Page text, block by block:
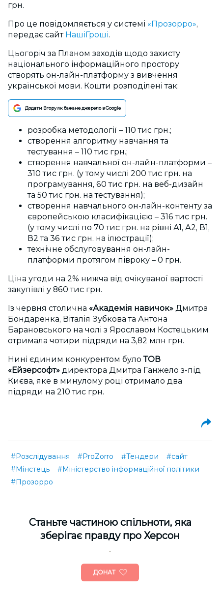
грн.
Про це повідомляється у системі «Прозорро»,
передає сайт НашіГроші.
Цьогоріч за Планом заходів щодо захисту
національного інформаційного простору
створять он-лайн-платформу з вивчення
української мови. Кошти розподілені так:
Додати Вгору як бажане джерело в Google
розробка методології – 110 тис грн.;
створення алгоритму навчання та
тестування – 110 тис грн.;
створення навчальної он-лайн-платформи –
310 тис грн. (у тому числі 200 тис грн. на
програмування, 60 тис грн. на веб-дизайн
та 50 тис грн. на тестування);
створення навчального он-лайн-контенту за
європейською класифікацією – 316 тис грн.
(у тому числі по 70 тис грн. на рівні А1, А2, В1,
В2 та 36 тис грн. на ілюстрації);
технічне обслуговування он-лайн-
платформи протягом півроку – 0 грн.
Ціна угоди на 2% нижча від очікуваної вартості
закупівлі у 860 тис грн.
Із червня столична «Академія навичок» Дмитра
Бондаренка, Віталія Зубкова та Антона
Барановського на чолі з Ярославом Костецьким
отримала чотири підряди на 3,82 млн грн.
Нині єдиним конкурентом булоТОВ
«Ейзерсофт» директора Дмитра Ганжело з-під
Києва, яке в минулому році отримало два
підряди на 210 тис грн.
#Розслідування #ProZorro #Тендери
#сайт
#Мінстець
#Міністерство інформаційної політики
#Прозорро
Cтаньте частиною спільноти, яка
зберігає правду про Херсон
ДОНАТ